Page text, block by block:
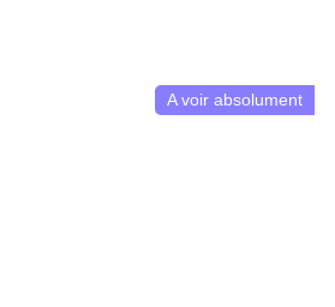
A voir absolument